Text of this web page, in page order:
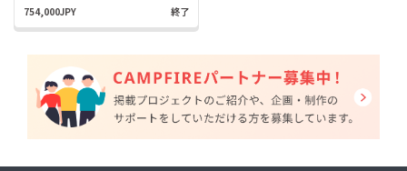
754,000JPY 終了